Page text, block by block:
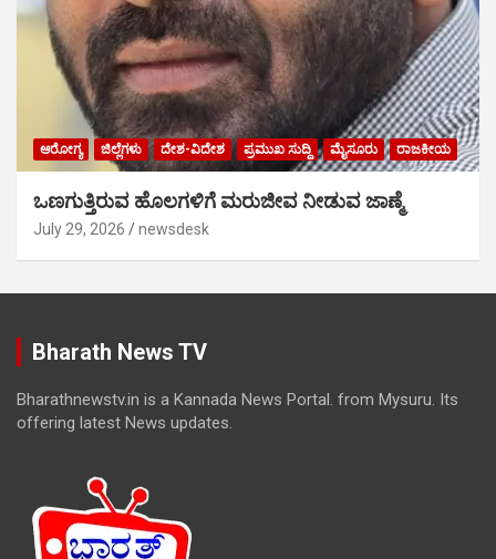
ಆರೋಗ್ಯ ಜಿಲ್ಲೆಗಳು ದೇಶ-ವಿದೇಶ ಪ್ರಮುಖ ಸುದ್ದಿ ಮೈಸೂರು ರಾಜಕೀಯ
ಒಣಗುತ್ತಿರುವ ಹೊಲಗಳಿಗೆ ಮರುಜೀವ ನೀಡುವ ಜಾಣ್ಮೆ
July 29, 2026 newsdesk
Bharath News TV
Bharathnewstv.in is a Kannada News Portal. from Mysuru. Its
offering latest News updates.